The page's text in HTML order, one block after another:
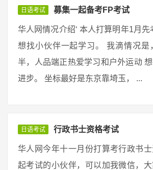
日语考试 募集一起备考FP考试
华人网情况介绍‘ 本人打算明年1月
想找小伙伴一起学习。 我滴情况是
半，人品端正热爱学习和户外运动
进步。 坐标最好是东京靠埼玉， ...
日语考试 行政书士资格考试
华人网今年十一月份打算考行政书
起考试的小伙伴，可以加我微信，